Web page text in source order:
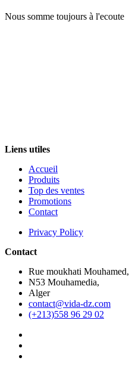
Nous somme toujours à l'ecoute
Liens utiles
Accueil
Produits
Top des ventes
Promotions
Contact
Privacy Policy
Contact
Rue moukhati Mouhamed,
N53 Mouhamedia,
Alger
contact@vida-dz.com
(+213)558 96 29 02